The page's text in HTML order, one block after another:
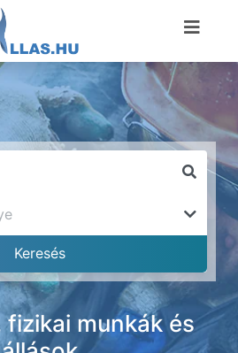
munkák és